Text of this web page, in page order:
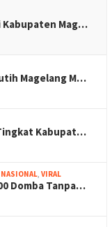
Kabupaten Mag…
Magelang M…
Kabupat…
NASIONAL, VIRAL
Domba Tanpa…